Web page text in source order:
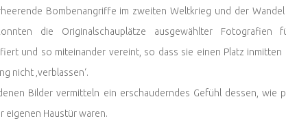
Bombenangriffe im zweiten Weltkrieg und der
die Originalschauplätze ausgewählter
und so miteinander vereint, so dass sie einen Platz
nicht ‚verblassen‘.
Bilder vermitteln ein erschauderndes Gefühl dessen, wie
eigenen Haustür waren.